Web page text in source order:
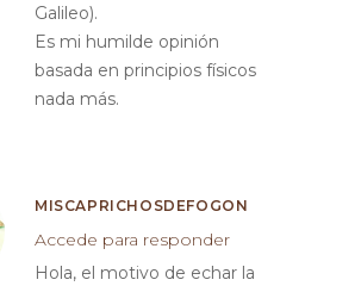
Galileo).
Es mi humilde opinión
basada en principios físicos
nada más.
MISCAPRICHOSDEFOGON
Accede para responder
Hola, el motivo de echar la